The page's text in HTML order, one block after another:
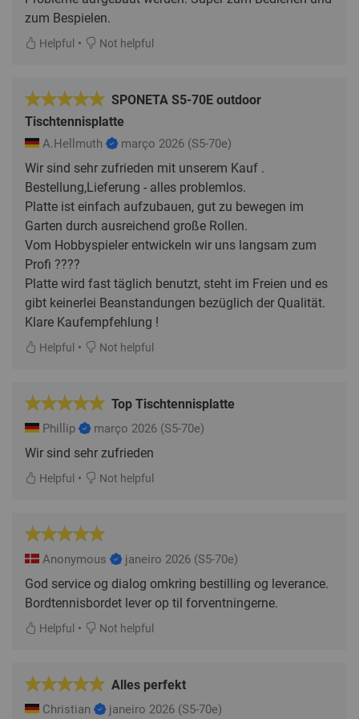
zum Bespielen.
Helpful • Not helpful
SPONETA S5-70E outdoor
Tischtennisplatte
A.Hellmuth março 2026 (S5-70e)
Wir sind sehr zufrieden mit unserem Kauf .
Bestellung,Lieferung - alles problemlos.
Platte ist einfach aufzubauen, gut zu bewegen im
Garten durch ausreichend große Rollen.
Vom Hobbyspieler entwickeln wir uns langsam zum
Profi ????
Platte wird fast täglich benutzt, steht im Freien und es
gibt keinerlei Beanstandungen bezüglich der Qualität.
Klare Kaufempfehlung !
Helpful • Not helpful
Top Tischtennisplatte
Phillip março 2026 (S5-70e)
Wir sind sehr zufrieden
Helpful • Not helpful
Anonymous janeiro 2026 (S5-70e)
God service og dialog omkring bestilling og leverance.
Bordtennisbordet lever op til forventningerne.
Helpful • Not helpful
Alles perfekt
Christian janeiro 2026 (S5-70e)